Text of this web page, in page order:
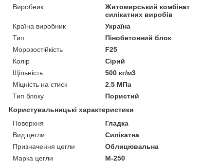
Виробник
Житомирський комбінат
силікатних виробів
Країна виробник
Україна
Тип
Пінобетонний блок
Морозостійкість
F25
Колір
Сірий
Щільність
500 кг/м3
Міцність на стиск
2.5 МПа
Тип блоку
Пористий
Користувальницькі характеристики
Поверхня
Гладка
Вид цегли
Силікатна
Призначення цегли
Облицювальна
Марка цегли
М-250